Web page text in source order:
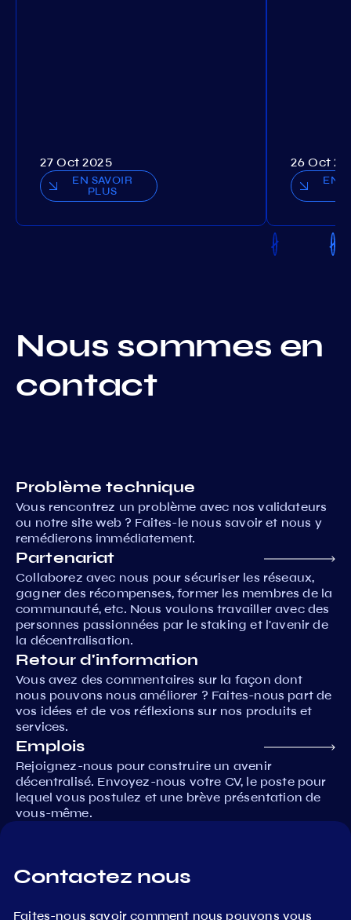
27 Oct 2025
EN SAVOIR
PLUS
26 Oct
EN
Nous sommes en
contact
Problème technique
Vous rencontrez un problème avec nos validateurs
ou notre site web ? Faites-le nous savoir et nous y
remédierons immédiatement.
Partenariat
Collaborez avec nous pour sécuriser les réseaux,
gagner des récompenses, former les membres de la
communauté, etc. Nous voulons travailler avec des
personnes passionnées par le staking et l'avenir de
la décentralisation.
Retour d'information
Vous avez des commentaires sur la façon dont
nous pouvons nous améliorer ? Faites-nous part de
vos idées et de vos réflexions sur nos produits et
services.
Emplois
Rejoignez-nous pour construire un avenir
décentralisé. Envoyez-nous votre CV, le poste pour
lequel vous postulez et une brève présentation de
vous-même.
Contactez nous
Faites-nous savoir comment nous pouvons vous